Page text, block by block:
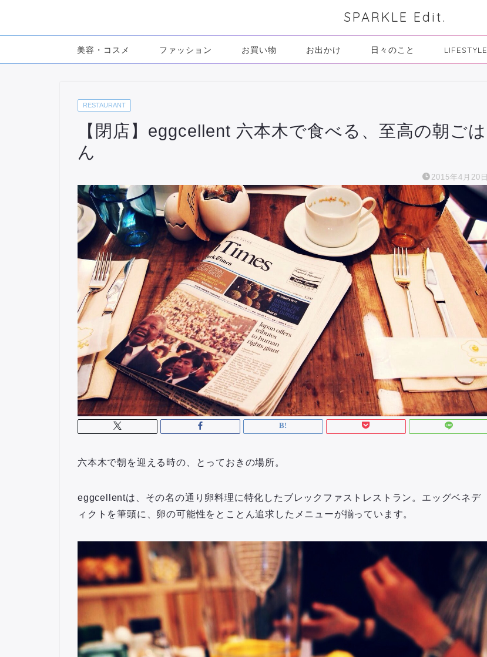
SPARKLE Edit.
美容・コスメ ファッション お買い物 お出かけ 日々のこと LIFESTYLE
RESTAURANT
【閉店】eggcellent 六本木で食べる、至高の朝ごは
ん
2015年4月20日
六本木で朝を迎える時の、とっておきの場所。
eggcellentは、その名の通り卵料理に特化したブレックファストレストラン。エッグベネデ
ィクトを筆頭に、卵の可能性をとことん追求したメニューが揃っています。